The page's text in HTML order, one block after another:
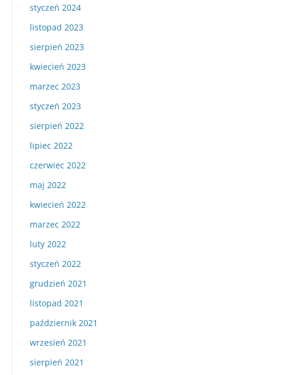
styczeń 2024
listopad 2023
sierpień 2023
kwiecień 2023
marzec 2023
styczeń 2023
sierpień 2022
lipiec 2022
czerwiec 2022
maj 2022
kwiecień 2022
marzec 2022
luty 2022
styczeń 2022
grudzień 2021
listopad 2021
październik 2021
wrzesień 2021
sierpień 2021